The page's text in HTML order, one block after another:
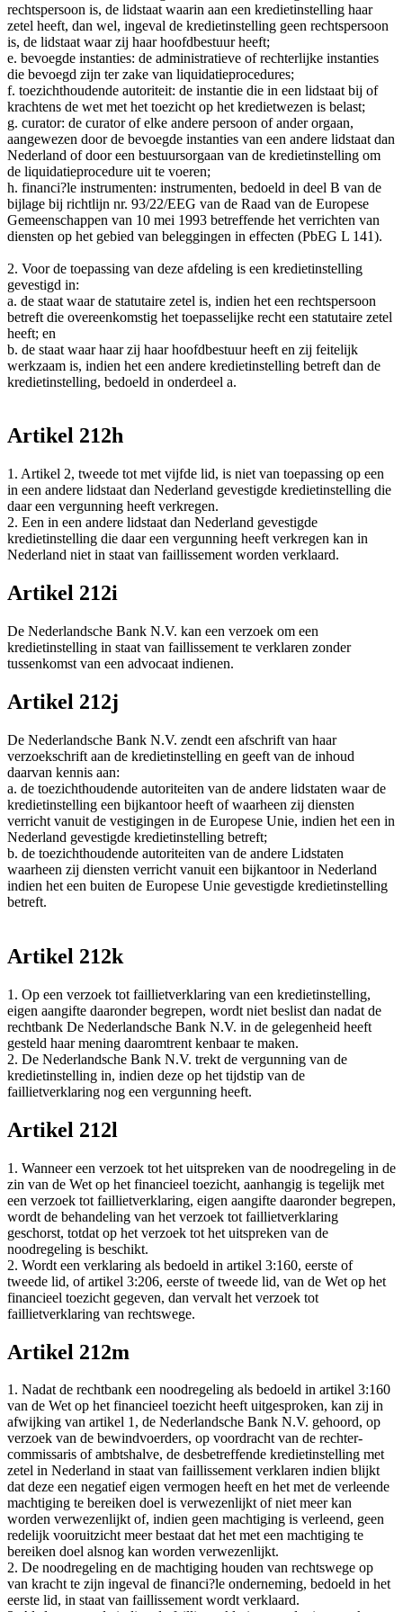
rechtspersoon is, de lidstaat waarin aan een kredietinstelling haar
zetel heeft, dan wel, ingeval de kredietinstelling geen rechtspersoon
is, de lidstaat waar zij haar hoofdbestuur heeft;
e. bevoegde instanties: de administratieve of rechterlijke instanties
die bevoegd zijn ter zake van liquidatieprocedures;
f. toezichthoudende autoriteit: de instantie die in een lidstaat bij of
krachtens de wet met het toezicht op het kredietwezen is belast;
g. curator: de curator of elke andere persoon of ander orgaan,
aangewezen door de bevoegde instanties van een andere lidstaat dan
Nederland of door een bestuursorgaan van de kredietinstelling om
de liquidatieprocedure uit te voeren;
h. financi?le instrumenten: instrumenten, bedoeld in deel B van de
bijlage bij richtlijn nr. 93/22/EEG van de Raad van de Europese
Gemeenschappen van 10 mei 1993 betreffende het verrichten van
diensten op het gebied van beleggingen in effecten (PbEG L 141).
2. Voor de toepassing van deze afdeling is een kredietinstelling
gevestigd in:
a. de staat waar de statutaire zetel is, indien het een rechtspersoon
betreft die overeenkomstig het toepasselijke recht een statutaire zetel
heeft; en
b. de staat waar haar zij haar hoofdbestuur heeft en zij feitelijk
werkzaam is, indien het een andere kredietinstelling betreft dan de
kredietinstelling, bedoeld in onderdeel a.
Artikel 212h
1. Artikel 2, tweede tot met vijfde lid, is niet van toepassing op een
in een andere lidstaat dan Nederland gevestigde kredietinstelling die
daar een vergunning heeft verkregen.
2. Een in een andere lidstaat dan Nederland gevestigde
kredietinstelling die daar een vergunning heeft verkregen kan in
Nederland niet in staat van faillissement worden verklaard.
Artikel 212i
De Nederlandsche Bank N.V. kan een verzoek om een
kredietinstelling in staat van faillissement te verklaren zonder
tussenkomst van een advocaat indienen.
Artikel 212j
De Nederlandsche Bank N.V. zendt een afschrift van haar
verzoekschrift aan de kredietinstelling en geeft van de inhoud
daarvan kennis aan:
a. de toezichthoudende autoriteiten van de andere lidstaten waar de
kredietinstelling een bijkantoor heeft of waarheen zij diensten
verricht vanuit de vestigingen in de Europese Unie, indien het een in
Nederland gevestigde kredietinstelling betreft;
b. de toezichthoudende autoriteiten van de andere Lidstaten
waarheen zij diensten verricht vanuit een bijkantoor in Nederland
indien het een buiten de Europese Unie gevestigde kredietinstelling
betreft.
Artikel 212k
1. Op een verzoek tot faillietverklaring van een kredietinstelling,
eigen aangifte daaronder begrepen, wordt niet beslist dan nadat de
rechtbank De Nederlandsche Bank N.V. in de gelegenheid heeft
gesteld haar mening daaromtrent kenbaar te maken.
2. De Nederlandsche Bank N.V. trekt de vergunning van de
kredietinstelling in, indien deze op het tijdstip van de
faillietverklaring nog een vergunning heeft.
Artikel 212l
1. Wanneer een verzoek tot het uitspreken van de noodregeling in de
zin van de Wet op het financieel toezicht, aanhangig is tegelijk met
een verzoek tot faillietverklaring, eigen aangifte daaronder begrepen,
wordt de behandeling van het verzoek tot faillietverklaring
geschorst, totdat op het verzoek tot het uitspreken van de
noodregeling is beschikt.
2. Wordt een verklaring als bedoeld in artikel 3:160, eerste of
tweede lid, of artikel 3:206, eerste of tweede lid, van de Wet op het
financieel toezicht gegeven, dan vervalt het verzoek tot
faillietverklaring van rechtswege.
Artikel 212m
1. Nadat de rechtbank een noodregeling als bedoeld in artikel 3:160
van de Wet op het financieel toezicht heeft uitgesproken, kan zij in
afwijking van artikel 1, de Nederlandsche Bank N.V. gehoord, op
verzoek van de bewindvoerders, op voordracht van de rechter-
commissaris of ambtshalve, de desbetreffende kredietinstelling met
zetel in Nederland in staat van faillissement verklaren indien blijkt
dat deze een negatief eigen vermogen heeft en het met de verleende
machtiging te bereiken doel is verwezenlijkt of niet meer kan
worden verwezenlijkt of, indien geen machtiging is verleend, geen
redelijk vooruitzicht meer bestaat dat het met een machtiging te
bereiken doel alsnog kan worden verwezenlijkt.
2. De noodregeling en de machtiging houden van rechtswege op
van kracht te zijn ingeval de financi?le onderneming, bedoeld in het
eerste lid, in staat van faillissement wordt verklaard.